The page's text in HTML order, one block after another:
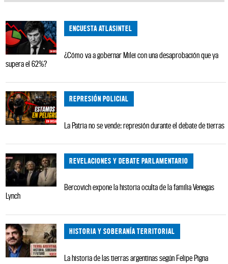
ENCUESTA ATLASINTEL
¿Cómo va a gobernar Milei con una desaprobación que ya
supera el 62%?
REPRESIÓN POLICIAL
La Patria no se vende: represión durante el debate de tierras
REVELACIONES Y DEBATE PARLAMENTARIO
Bercovich expone la historia oculta de la familia Venegas
Lynch
HISTORIA Y SOBERANÍA TERRITORIAL
La historia de las tierras argentinas según Felipe Pigna